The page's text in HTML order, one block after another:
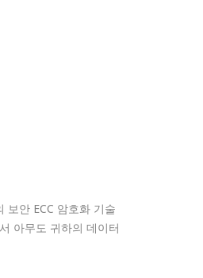
보안 ECC 암호화 기술
아무도 귀하의 데이터